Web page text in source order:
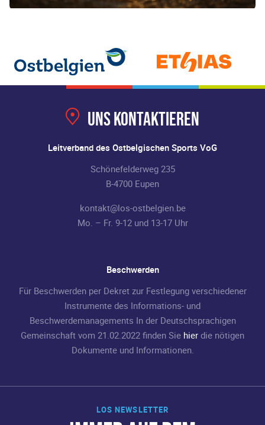
LOS NEWSLETTER
Uns kontaktieren
Leitverband des Ostbelgischen Sports VoG
Schönefelderweg 235
B-4700 Eupen
kontakt@los-ostbelgien.be
Mo. – Fr. 9-12 und 13-17 Uhr
Beschwerden
Für Beschwerden per Dekret zur Festlegung verschiedener
Instrumente des Informations- und
Beschwerdemanagements In der Deutschsprachigen
Gemeinschaft vom 21.02.2022 finden Sie hier die nötigen
Dokumente und Informationen.